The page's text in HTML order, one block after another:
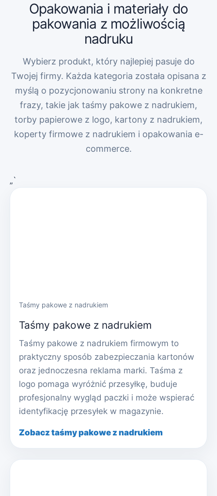
Opakowania i materiały do
pakowania z możliwością
nadruku
Wybierz produkt, który najlepiej pasuje do
Twojej firmy. Każda kategoria została opisana z
myślą o pozycjonowaniu strony na konkretne
frazy, takie jak taśmy pakowe z nadrukiem,
torby papierowe z logo, kartony z nadrukiem,
koperty firmowe z nadrukiem i opakowania e-
commerce.
„`
Taśmy pakowe z nadrukiem
Taśmy pakowe z nadrukiem
Taśmy pakowe z nadrukiem firmowym to
praktyczny sposób zabezpieczania kartonów
oraz jednoczesna reklama marki. Taśma z
logo pomaga wyróżnić przesyłkę, buduje
profesjonalny wygląd paczki i może wspierać
identyfikację przesyłek w magazynie.
Zobacz taśmy pakowe z nadrukiem